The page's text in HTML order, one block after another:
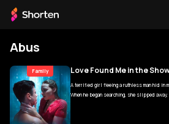
Mon histoire
Ma liste
Abus
Family Love Found Me in the
A terrified girl fleeing a ruthless man hid in
When he began searching, she slipped